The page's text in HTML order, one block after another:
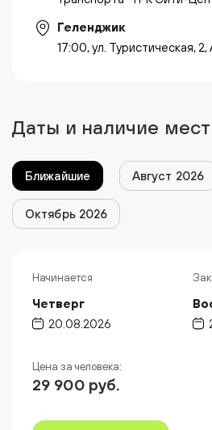
Геленджик
17:00, ул. Туристическая,
Даты и наличие мест
Ближайшие Август 2026
Октябрь 2026
Начинается
Четверг
20.08.2026
Цена за человека:
29 900 руб.